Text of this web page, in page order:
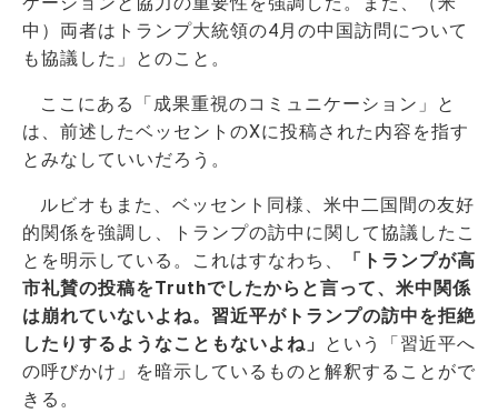
中）両者はトランプ大統領の4月の中国訪問について
も協議した」とのこと。
ここにある「成果重視のコミュニケーション」と
は、前述したベッセントのXに投稿された内容を指す
とみなしていいだろう。
ルビオもまた、ベッセント同様、米中二国間の友好
的関係を強調し、トランプの訪中に関して協議したこ
とを明示している。これはすなわち、
「トランプが高
市礼賛の投稿をTruthでしたからと言って、米中関係
は崩れていないよね。習近平がトランプの訪中を拒絶
したりするようなこともないよね」
という「習近平へ
の呼びかけ」を暗示しているものと解釈することがで
きる。